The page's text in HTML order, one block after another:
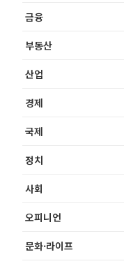
금융
부동산
산업
경제
국제
정치
사회
오피니언
문화·라이프